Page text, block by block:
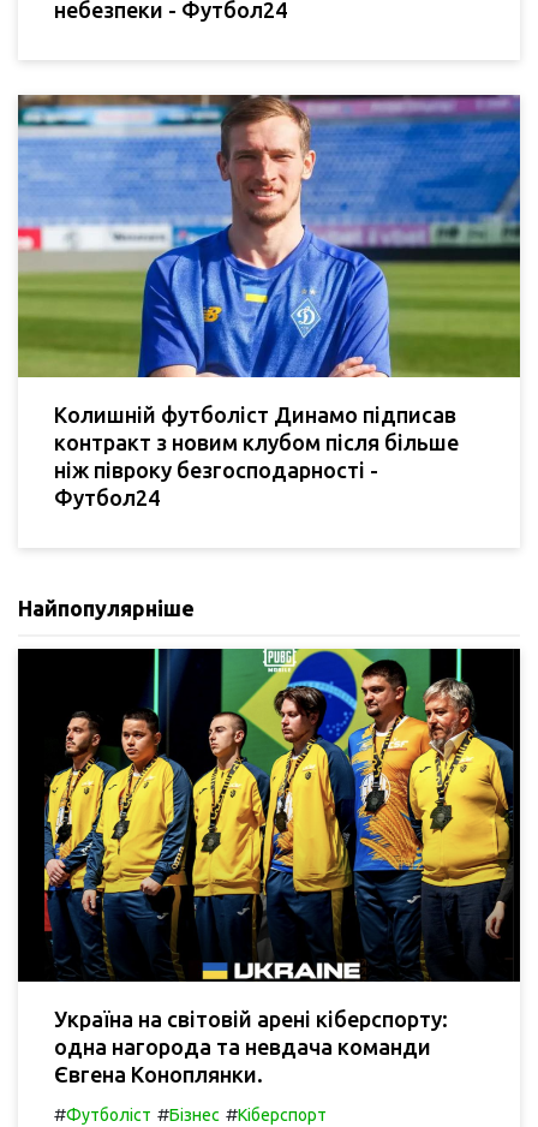
небезпеки - Футбол24
Колишній футболіст Динамо підписав
контракт з новим клубом після більше
ніж півроку безгосподарності -
Футбол24
Найпопулярніше
Україна на світовій арені кіберспорту:
одна нагорода та невдача команди
Євгена Коноплянки.
#Футболіст #Бізнес #Кіберспорт